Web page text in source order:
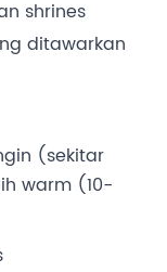
shrines
ditawarkan
(sekitar
warm (10-